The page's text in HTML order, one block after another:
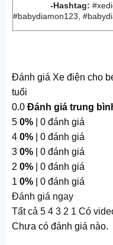
-Hashtag:
#babydiamon123,
Đánh giá Xe điện cho
tuổi
0.0 Đánh giá trung
5 0%| 0 đánh giá
4 0%| 0 đánh giá
3 0%| 0 đánh giá
2 0%| 0 đánh giá
1 0%| 0 đánh giá
Đánh giá ngay
Tất cả 5 4 3 2 1 Có
Chưa có đánh giá nào.